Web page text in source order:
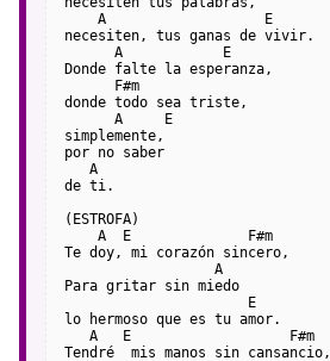
    A                   E
necesiten, tus ganas de vivir.
      A            E
Donde falte la esperanza,
      F#m
donde todo sea triste,
      A     E
simplemente,
por no saber
   A
de ti.
(ESTROFA)
    A  E              F#m
Te doy, mi corazón sincero,
                  A
Para gritar sin miedo
                      E
lo hermoso que es tu amor.
   A   E                   F#m
Tendré  mis manos sin cansancio,